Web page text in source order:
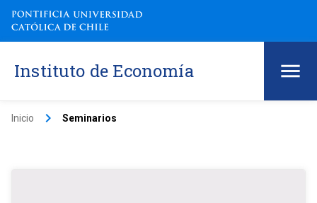
Instituto de Economía
Inicio keyboard_arrow_right Seminarios